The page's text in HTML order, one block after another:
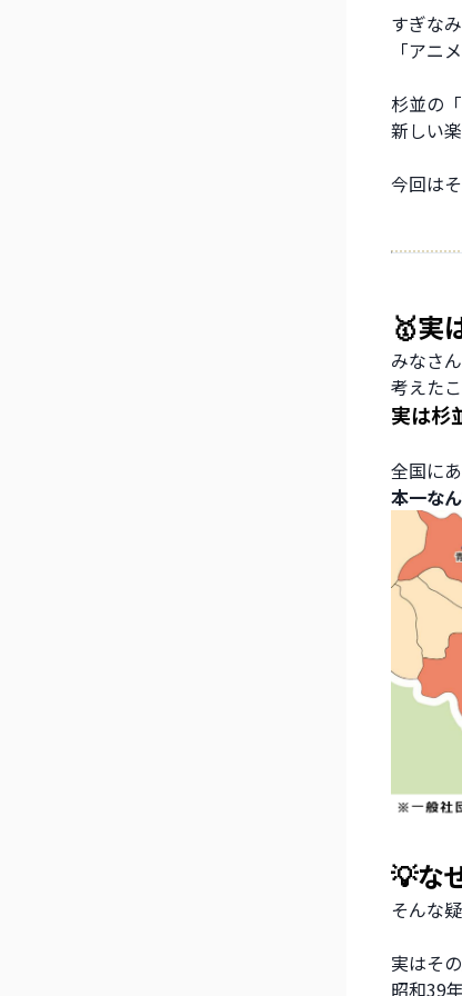
すぎな
「アニ
杉並の
新しい
今回は
🥇実
みなさ
考えた
実は杉
全国に
本一な
💡な
そんな
実はそ
昭和39